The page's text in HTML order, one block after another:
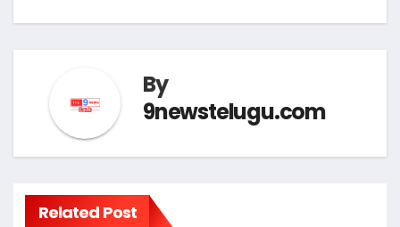
By
9newstelugu.com
Related Post